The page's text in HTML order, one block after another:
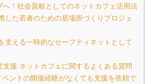
へ！社会貢献としてのネットカフェ活用法
した若者のための居場所づくりプロジェ
支える一時的なセーフティネットとして
支援 ネットカフェに関するよくある質問
ントの開催経験がなくても支援を依頼で